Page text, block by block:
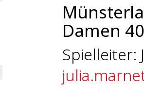
Damen
Spielleiter: